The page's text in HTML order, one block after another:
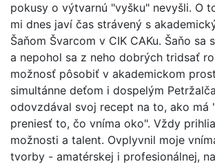
pokusy o výtvarnú "vyšku" nevyšli. O
mi dnes javí čas strávený s
Šaňom Švarcom v CIK CAKu. Šaňo sa
a nepohol sa z neho dobrých tridsať
možnosť pôsobiť v akademickom
simultánne deťom i dospelým
odovzdával svoj recept na to, ako má
preniesť to, čo vníma oko". Vždy
možnosti a talent. Ovplyvnil moje
tvorby - amatérskej i profesionálnej,